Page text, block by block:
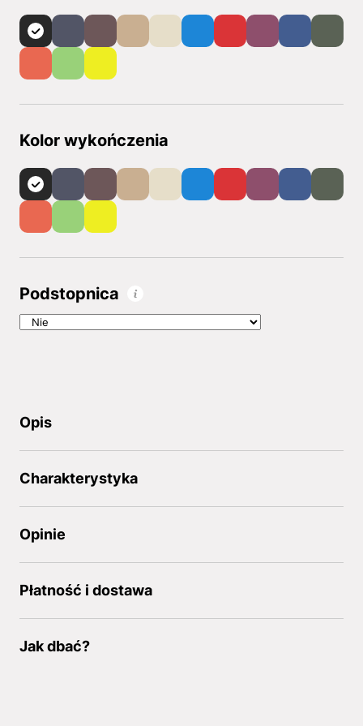
Kolor wykończenia
Podstopnica
Opis
Charakterystyka
Opinie
Płatność i dostawa
Jak dbać?